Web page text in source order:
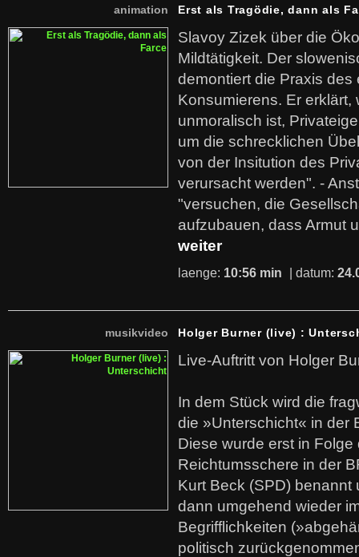
animation Erst als Tragödie, dann als
Slavoy Zizek über die
Mildtätigkeit. Der
demontiert die Praxis des
Konsumierens. Er erklärt,
unmoralisch ist,
um die schrecklichen
von der Insitution des
verursacht werden". -
"versuchen, die
aufzubauen, dass Armut
weiter
laenge: 10:56 min | datum:
musikvideo Holger Burner (live) :
Live-Auftritt von Holger
In dem Stück wird die
die »Unterschicht« in der
Diese wurde erst in
Reichtumsschere in der
Kurt Beck (SPD)
dann umgehend wieder
Begrifflichkeiten
politisch